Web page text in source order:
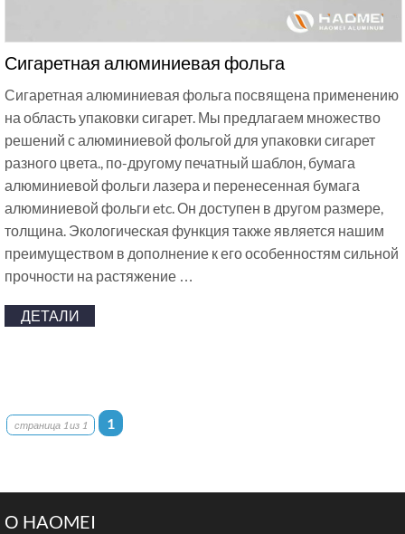
Сигаретная алюминиевая фольга
Сигаретная алюминиевая фольга посвящена применению
на область упаковки сигарет. Мы предлагаем множество
решений с алюминиевой фольгой для упаковки сигарет
разного цвета., по-другому печатный шаблон, бумага
алюминиевой фольги лазера и перенесенная бумага
алюминиевой фольги etc. Он доступен в другом размере,
толщина. Экологическая функция также является нашим
преимуществом в дополнение к его особенностям сильной
прочности на растяжение …
ДЕТАЛИ
страница 1 из 1 1
О HAOMEI